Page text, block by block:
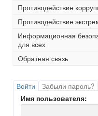
Противодействие
Противодействие
Информационная
для всех
Обратная связь
Войти
Забыли пароль?
Имя пользователя: